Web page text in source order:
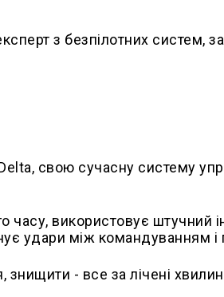
з безпілотних систем,
свою сучасну систему
використовує штучний
удари між командуванням і
- все за лічені